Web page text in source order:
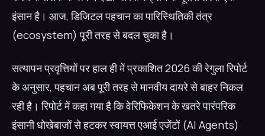
इंसान है। आज, डिजिटल पहचान का पारिस्थितिकी तंत्र
(ecosystem) पूरी तरह से बदल चुका है।
सत्यापन प्रवृत्तियों पर हाल ही में प्रकाशित 2026 की रेगुला रिपोर्ट
के अनुसार, पहचान अब पूरी तरह से मानवीय दायरे से बाहर निकल
रही है। रिपोर्ट में कहा गया है कि वेरिफिकेशन के खतरे पारंपरिक
इंसानी धोखेबाजों से हटकर स्वायत्त एआई एजेंटों (AI Agents)